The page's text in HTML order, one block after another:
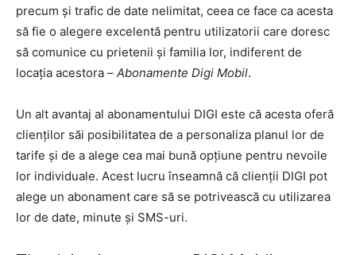
precum și trafic de date nelimitat, ceea ce face ca acesta
să fie o alegere excelentă pentru utilizatorii care doresc
să comunice cu prietenii și familia lor, indiferent de
locația acestora – Abonamente Digi Mobil.
Un alt avantaj al abonamentului DIGI este că acesta oferă
clienților săi posibilitatea de a personaliza planul lor de
tarife și de a alege cea mai bună opțiune pentru nevoile
lor individuale. Acest lucru înseamnă că clienții DIGI pot
alege un abonament care să se potrivească cu utilizarea
lor de date, minute și SMS-uri.